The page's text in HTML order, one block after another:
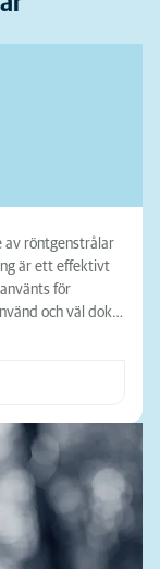
av röntgenstrålar
är ett effektivt
för
och väl dok…